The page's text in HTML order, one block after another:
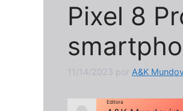
Pixel 8
11/14/2023 por A&K
Editora